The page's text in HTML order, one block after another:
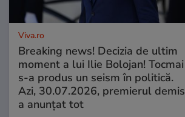
Viva.ro
Breaking news! Decizia de ultim
moment a lui Ilie Bolojan! Tocmai
s-a produs un seism în politică.
Azi, 30.07.2026, premierul demis
a anunțat tot